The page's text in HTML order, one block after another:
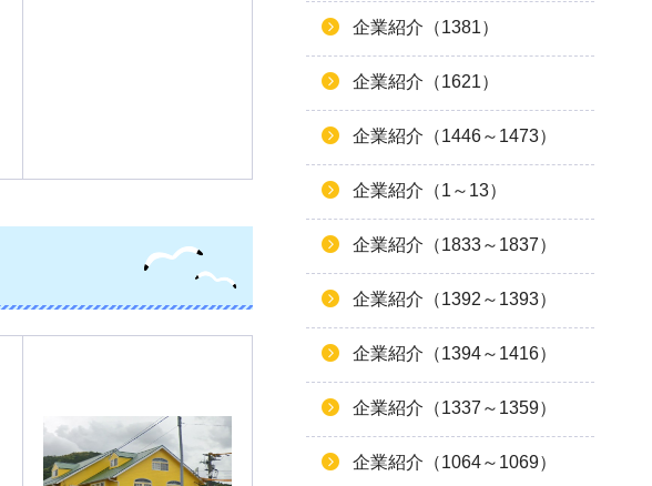
企業紹介（1381）
企業紹介（1621）
企業紹介（1446～1473）
企業紹介（1～13）
企業紹介（1833～1837）
企業紹介（1392～1393）
企業紹介（1394～1416）
企業紹介（1337～1359）
企業紹介（1064～1069）